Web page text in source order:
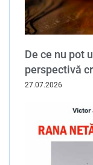
De ce nu pot
perspectivă
27.07.2026